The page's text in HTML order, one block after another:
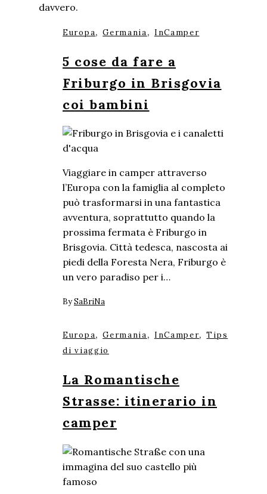
davvero.
Europa,Germania, InCamper
5 cose da fare a
Friburgo in Brisgovia
coi bambini
Viaggiare in camper attraverso
l’Europa con la famiglia al completo
può trasformarsi in una fantastica
avventura, soprattutto quando la
prossima fermata è Friburgo in
Brisgovia. Città tedesca, nascosta ai
piedi della Foresta Nera, Friburgo è
un vero paradiso per i…
BySaBriNa
Europa,Germania, InCamper,Tips
di viaggio
La Romantische
Strasse: itinerario in
camper